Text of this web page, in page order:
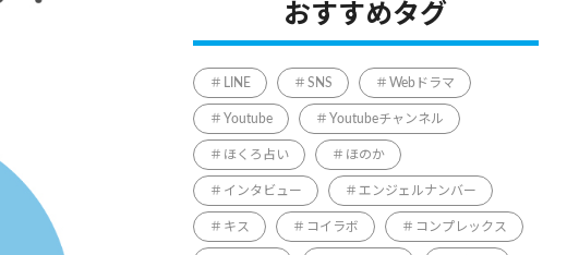
おすすめタグ
LINE SNS Webドラマ
Youtube Youtubeチャンネル
ほくろ占い ほのか
インタビュー エンジェルナンバー
キス コイラボ コンプレックス